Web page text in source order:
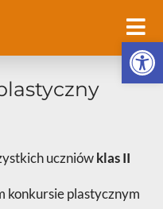
uczniówklas II
konkursie plastycznym